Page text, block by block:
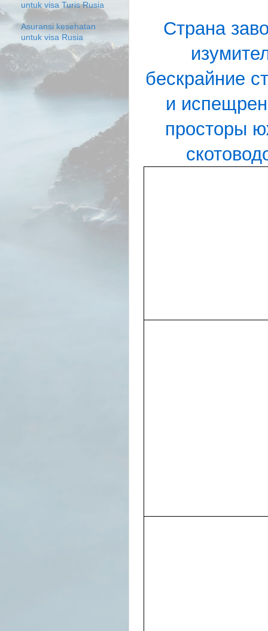
Страна
бескрайние
и
просторы
untuk visa Turis Rusia
Asuransi kesehatan
untuk visa Rusia